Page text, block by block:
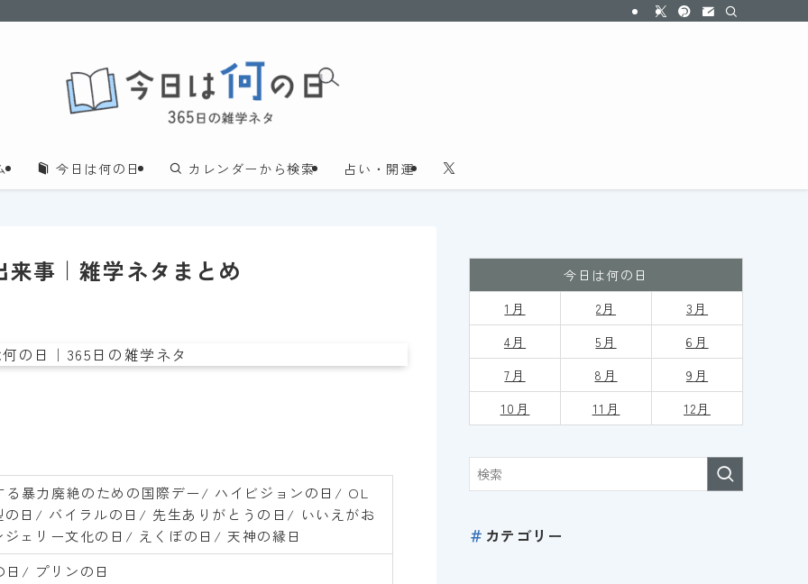
今日は何の日 カレンダーから検索 占い・開運
来事｜雑学ネタまとめ
る暴力廃絶のための国際デー/ ハイビジョンの日/ OL
日/ バイラルの日/ 先生ありがとうの日/ いいえがお
ェリー文化の日/ えくぼの日/ 天神の縁日
日/ プリンの日
今日は何の日
1月
2月
3月
4月
5月
6月
7月
8月 9 月
10月
11月 12月
＃ カテゴリー